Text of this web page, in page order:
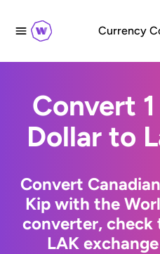
Currency
Convert
Dollar to
Convert
Kip with the
converter, check
LAK